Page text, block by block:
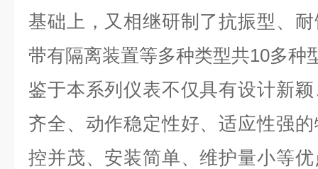
基础上，又相继研制了抗振型、
带有隔离装置等多种类型共10多种
鉴于本系列仪表不仅具有设计新
齐全、动作稳定性好、适应性强
控并茂、安装简单、维护量小等